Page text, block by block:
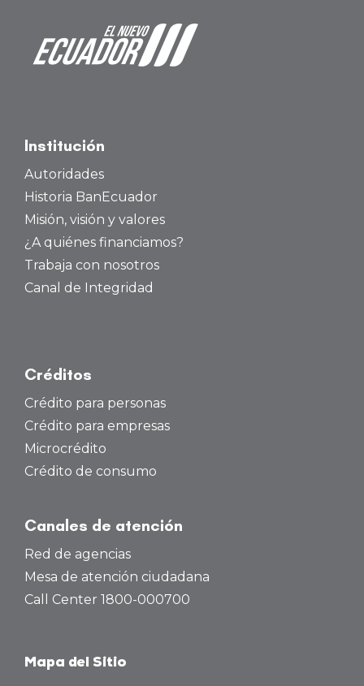
Institución
Autoridades
Historia BanEcuador
Misión, visión y valores
¿A quiénes financiamos?
Trabaja con nosotros
Canal de Integridad
Créditos
Crédito para personas
Crédito para empresas
Microcrédito
Crédito de consumo
Canales de atención
Red de agencias
Mesa de atención ciudadana
Call Center 1800-000700
Mapa del Sitio